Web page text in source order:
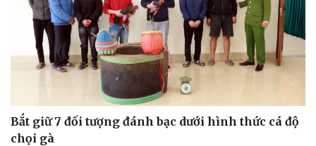
Bắt giữ 7 đối tượng đánh bạc dưới hình thức cá độ
chọi gà